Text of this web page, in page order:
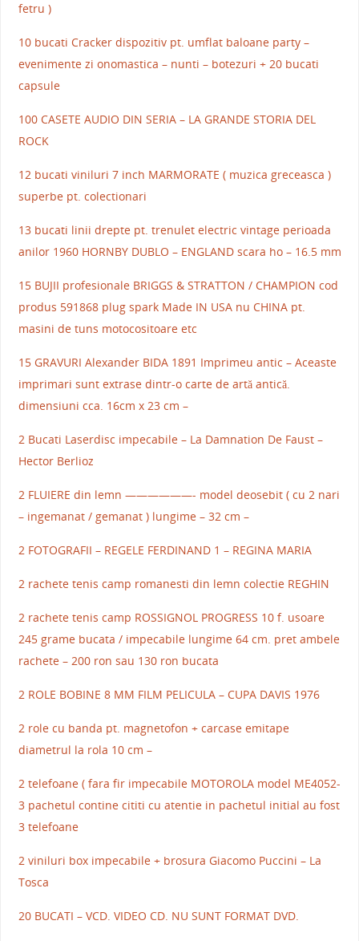
fetru )
10 bucati Cracker dispozitiv pt. umflat baloane party –
evenimente zi onomastica – nunti – botezuri + 20 bucati
capsule
100 CASETE AUDIO DIN SERIA – LA GRANDE STORIA DEL
ROCK
12 bucati viniluri 7 inch MARMORATE ( muzica greceasca )
superbe pt. colectionari
13 bucati linii drepte pt. trenulet electric vintage perioada
anilor 1960 HORNBY DUBLO – ENGLAND scara ho – 16.5 mm
15 BUJII profesionale BRIGGS & STRATTON / CHAMPION cod
produs 591868 plug spark Made IN USA nu CHINA pt.
masini de tuns motocositoare etc
15 GRAVURI Alexander BIDA 1891 Imprimeu antic – Aceaste
imprimari sunt extrase dintr-o carte de artă antică.
dimensiuni cca. 16cm x 23 cm –
2 Bucati Laserdisc impecabile – La Damnation De Faust –
Hector Berlioz
2 FLUIERE din lemn ——————- model deosebit ( cu 2 nari
– ingemanat / gemanat ) lungime – 32 cm –
2 FOTOGRAFII – REGELE FERDINAND 1 – REGINA MARIA
2 rachete tenis camp romanesti din lemn colectie REGHIN
2 rachete tenis camp ROSSIGNOL PROGRESS 10 f. usoare
245 grame bucata / impecabile lungime 64 cm. pret ambele
rachete – 200 ron sau 130 ron bucata
2 ROLE BOBINE 8 MM FILM PELICULA – CUPA DAVIS 1976
2 role cu banda pt. magnetofon + carcase emitape
diametrul la rola 10 cm –
2 telefoane ( fara fir impecabile MOTOROLA model ME4052-
3 pachetul contine cititi cu atentie in pachetul initial au fost
3 telefoane
2 viniluri box impecabile + brosura Giacomo Puccini – La
Tosca
20 BUCATI – VCD. VIDEO CD. NU SUNT FORMAT DVD.